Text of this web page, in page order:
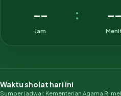
--
Jam
: --
Waktu sholat hari ini
Sumber jadwal: Kementerian Agama RI